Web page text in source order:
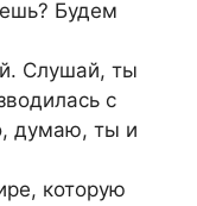
Будем
Слушай, ты
с
думаю, ты и
которую